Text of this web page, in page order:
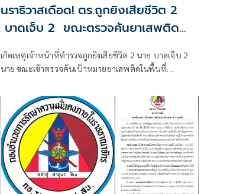
นราธิวาสเดือด! ตร.ถูกยิงเสียชีวิต 2
บาดเจ็บ 2 ขณะตรวจค้นยาเสพติด
พื้นที่ อ.ตากใบ
เกิดเหตุเจ้าหน้าที่ตำรวจถูกยิงเสียชีวิต 2 นาย บาดเจ็บ 2
นาย ขณะเข้าตรวจค้นเป้าหมายยาเสพติดในพื้นที่